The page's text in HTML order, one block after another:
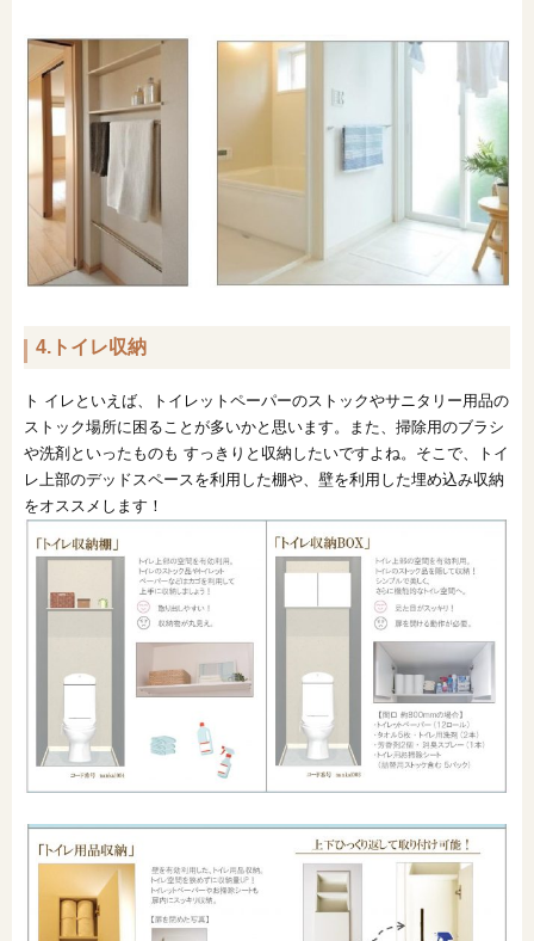
4.トイレ収納
ト イレといえば、トイレットペーパーのストックやサニタリー用品の
ストック場所に困ることが多いかと思います。また、掃除用のブラシ
や洗剤といったものも すっきりと収納したいですよね。そこで、トイ
レ上部のデッドスペースを利用した棚や、壁を利用した埋め込み収納
をオススメします！